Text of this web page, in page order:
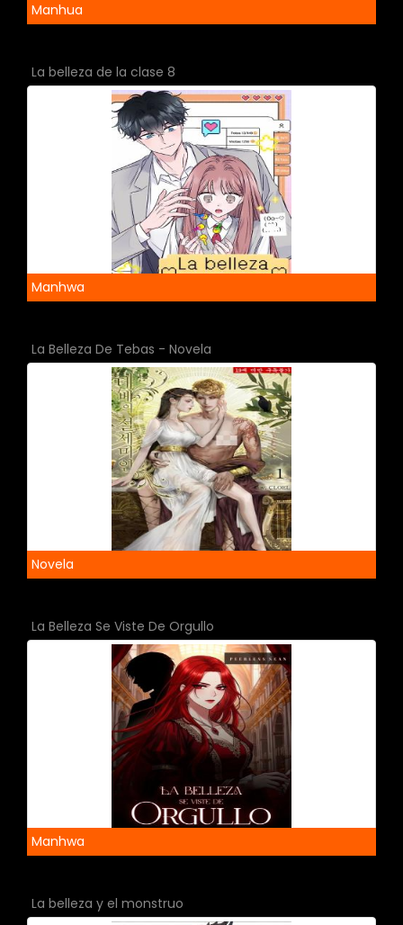
Manhua
La belleza de la clase 8
Manhwa
La Belleza De Tebas - Novela
Novela
La Belleza Se Viste De Orgullo
Manhwa
La belleza y el monstruo